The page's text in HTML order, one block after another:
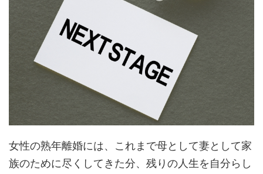
女性の熟年離婚には、これまで母として妻として家
族のために尽くしてきた分、残りの人生を自分らし